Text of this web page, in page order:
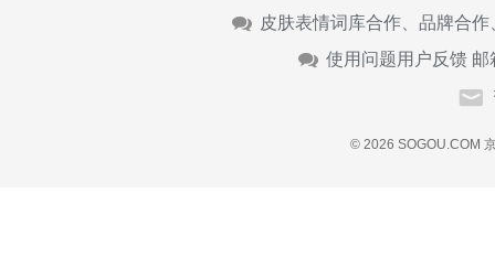
皮肤表情词库合作、品牌合
使用问题用户反馈 邮
© 2026 SOGOU.COM